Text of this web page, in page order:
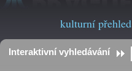
kulturní přehled
Interaktivní vyhledávání